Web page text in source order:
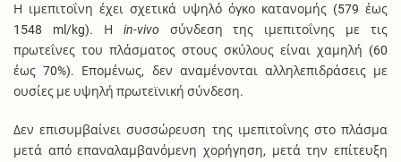
Η ιμεπιτοΐνη έχει σχετικά υψηλό όγκο κατανομής (579 έως
1548 ml/kg). Η in-vivo σύνδεση της ιμεπιτοΐνης με τις
πρωτεΐνες του πλάσματος στους σκύλους είναι χαμηλή (60
έως 70%). Επομένως, δεν αναμένονται αλληλεπιδράσεις με
ουσίες με υψηλή πρωτεϊνική σύνδεση.
Δεν επισυμβαίνει συσσώρευση της ιμεπιτοΐνης στο πλάσμα
μετά από επαναλαμβανόμενη χορήγηση, μετά την επίτευξη